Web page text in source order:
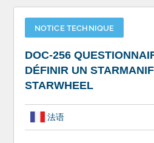
NOTICE TECHNIQUE
DOC-256
DÉFINIR UN
STARWHEEL
法语